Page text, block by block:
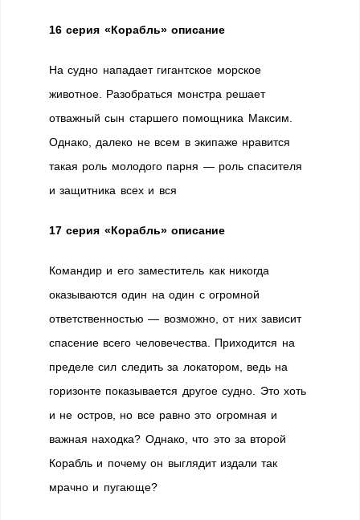
16 серия «Корабль» описание
На судно нападает гигантское морское
животное. Разобраться монстра решает
отважный сын старшего помощника Максим.
Однако, далеко не всем в экипаже нравится
такая роль молодого парня — роль спасителя
и защитника всех и вся
17 серия «Корабль» описание
Командир и его заместитель как никогда
оказываются один на один с огромной
ответственностью — возможно, от них зависит
спасение всего человечества. Приходится на
пределе сил следить за локатором, ведь на
горизонте показывается другое судно. Это хоть
и не остров, но все равно это огромная и
важная находка? Однако, что это за второй
Корабль и почему он выглядит издали так
мрачно и пугающе?